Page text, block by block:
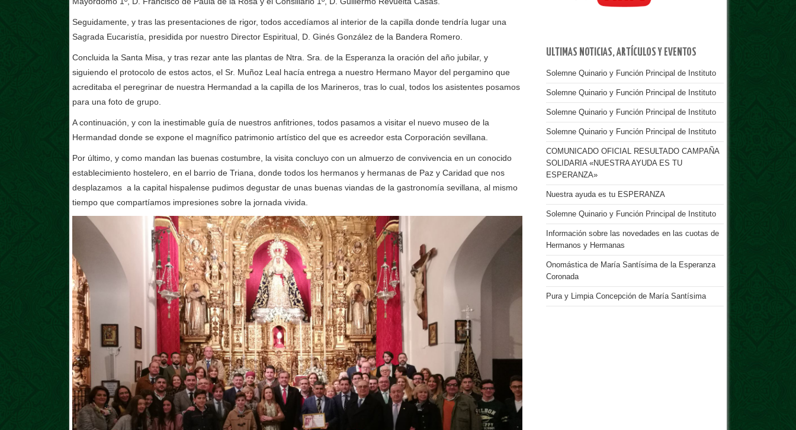
Seguidamente, y tras las presentaciones de rigor, todos accedíamos al interior de la capilla donde tendría lugar una
Sagrada Eucaristía, presidida por nuestro Director Espiritual, D. Ginés González de la Bandera Romero.
Concluida la Santa Misa, y tras rezar ante las plantas de Ntra. Sra. de la Esperanza la oración del año jubilar, y
siguiendo el protocolo de estos actos, el Sr. Muñoz Leal hacía entrega a nuestro Hermano Mayor del pergamino que
acreditaba el peregrinar de nuestra Hermandad a la capilla de los Marineros, tras lo cual, todos los asistentes posamos
para una foto de grupo.
A continuación, y con la inestimable guía de nuestros anfitriones, todos pasamos a visitar el nuevo museo de la
Hermandad donde se expone el magnífico patrimonio artístico del que es acreedor esta Corporación sevillana.
Por último, y como mandan las buenas costumbre, la visita concluyo con un almuerzo de convivencia en un conocido
establecimiento hostelero, en el barrio de Triana, donde todos los hermanos y hermanas de Paz y Caridad que nos
desplazamos a la capital hispalense pudimos degustar de unas buenas viandas de la gastronomía sevillana, al mismo
tiempo que compartíamos impresiones sobre la jornada vivida.
ULTIMAS NOTICIAS, ARTÍCULOS Y EVENTOS
Solemne Quinario y Función Principal de Instituto
Solemne Quinario y Función Principal de Instituto
Solemne Quinario y Función Principal de Instituto
Solemne Quinario y Función Principal de Instituto
COMUNICADO OFICIAL RESULTADO CAMPAÑA
SOLIDARIA «NUESTRA AYUDA ES TU
ESPERANZA»
Nuestra ayuda es tu ESPERANZA
Solemne Quinario y Función Principal de Instituto
Información sobre las novedades en las cuotas de
Hermanos y Hermanas
Onomástica de María Santísima de la Esperanza
Coronada
Pura y Limpia Concepción de María Santísima